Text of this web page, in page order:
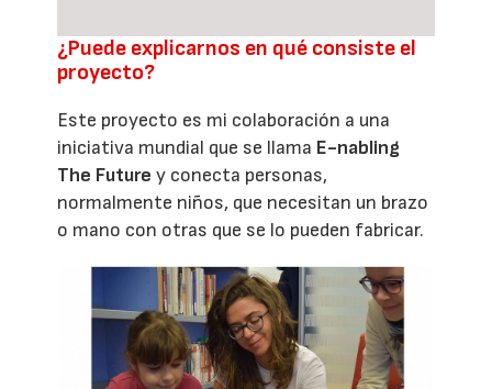
¿Puede explicarnos en qué consiste el
proyecto?
Este proyecto es mi colaboración a una
iniciativa mundial que se llama E-nabling
The Future y conecta personas,
normalmente niños, que necesitan un brazo
o mano con otras que se lo pueden fabricar.